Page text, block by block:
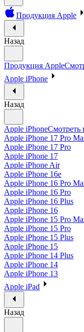
Продукция Apple
Назад
Продукция Apple
Apple iPhone
Назад
Apple iPhoneСмотреть
Apple iPhone 17 Pro
Apple iPhone 17 Pro
Apple iPhone 17
Apple iPhone Air
Apple iPhone 16e
Apple iPhone 16 Pro
Apple iPhone 16 Pro
Apple iPhone 16 Plus
Apple iPhone 16
Apple iPhone 15 Pro
Apple iPhone 15 Pro
Apple iPhone 15 Plus
Apple iPhone 15
Apple iPhone 14 Plus
Apple iPhone 14
Apple iPhone 13
Apple iPad
Назад